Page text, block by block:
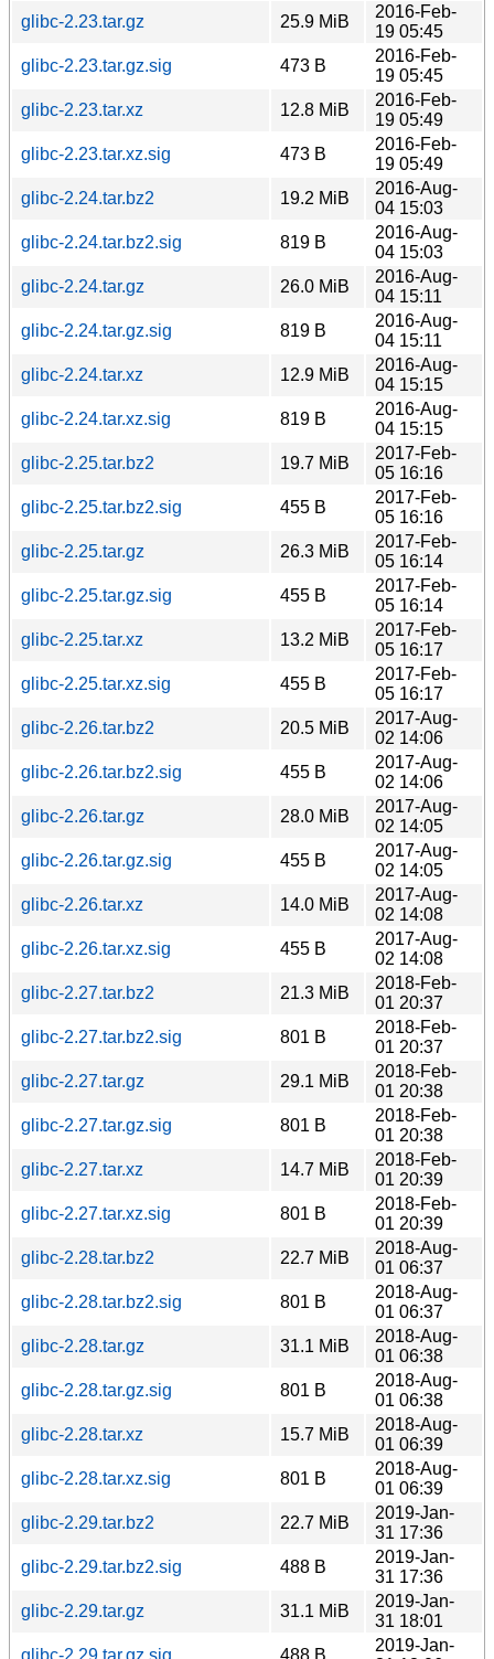
glibc-2.23.tar.gz
25.9 MiB
2016-Feb-
19 05:45
glibc-2.23.tar.gz.sig
473 B
2016-Feb-
19 05:45
glibc-2.23.tar.xz
12.8 MiB
2016-Feb-
19 05:49
glibc-2.23.tar.xz.sig
473 B
2016-Feb-
19 05:49
glibc-2.24.tar.bz2
19.2 MiB
2016-Aug-
04 15:03
glibc-2.24.tar.bz2.sig
819 B
2016-Aug-
04 15:03
glibc-2.24.tar.gz
26.0 MiB
2016-Aug-
04 15:11
glibc-2.24.tar.gz.sig
819 B
2016-Aug-
04 15:11
glibc-2.24.tar.xz
12.9 MiB
2016-Aug-
04 15:15
glibc-2.24.tar.xz.sig
819 B
2016-Aug-
04 15:15
glibc-2.25.tar.bz2
19.7 MiB
2017-Feb-
05 16:16
glibc-2.25.tar.bz2.sig
455 B
2017-Feb-
05 16:16
glibc-2.25.tar.gz
26.3 MiB
2017-Feb-
05 16:14
glibc-2.25.tar.gz.sig
455 B
2017-Feb-
05 16:14
glibc-2.25.tar.xz
13.2 MiB
2017-Feb-
05 16:17
glibc-2.25.tar.xz.sig
455 B
2017-Feb-
05 16:17
glibc-2.26.tar.bz2
20.5 MiB
2017-Aug-
02 14:06
glibc-2.26.tar.bz2.sig
455 B
2017-Aug-
02 14:06
glibc-2.26.tar.gz
28.0 MiB
2017-Aug-
02 14:05
glibc-2.26.tar.gz.sig
455 B
2017-Aug-
02 14:05
glibc-2.26.tar.xz
14.0 MiB
2017-Aug-
02 14:08
glibc-2.26.tar.xz.sig
455 B
2017-Aug-
02 14:08
glibc-2.27.tar.bz2
21.3 MiB
2018-Feb-
01 20:37
glibc-2.27.tar.bz2.sig
801 B
2018-Feb-
01 20:37
glibc-2.27.tar.gz
29.1 MiB
2018-Feb-
01 20:38
glibc-2.27.tar.gz.sig
801 B
2018-Feb-
01 20:38
glibc-2.27.tar.xz
14.7 MiB
2018-Feb-
01 20:39
glibc-2.27.tar.xz.sig
801 B
2018-Feb-
01 20:39
glibc-2.28.tar.bz2
22.7 MiB
2018-Aug-
01 06:37
glibc-2.28.tar.bz2.sig
801 B
2018-Aug-
01 06:37
glibc-2.28.tar.gz
31.1 MiB
2018-Aug-
01 06:38
glibc-2.28.tar.gz.sig
801 B
2018-Aug-
01 06:38
glibc-2.28.tar.xz
15.7 MiB
2018-Aug-
01 06:39
glibc-2.28.tar.xz.sig
801 B
2018-Aug-
01 06:39
glibc-2.29.tar.bz2
22.7 MiB
2019-Jan-
31 17:36
glibc-2.29.tar.bz2.sig
488 B
2019-Jan-
31 17:36
glibc-2.29.tar.gz
31.1 MiB
2019-Jan-
31 18:01
glibc-2.29.tar.gz.sig
488 B
2019-Jan-